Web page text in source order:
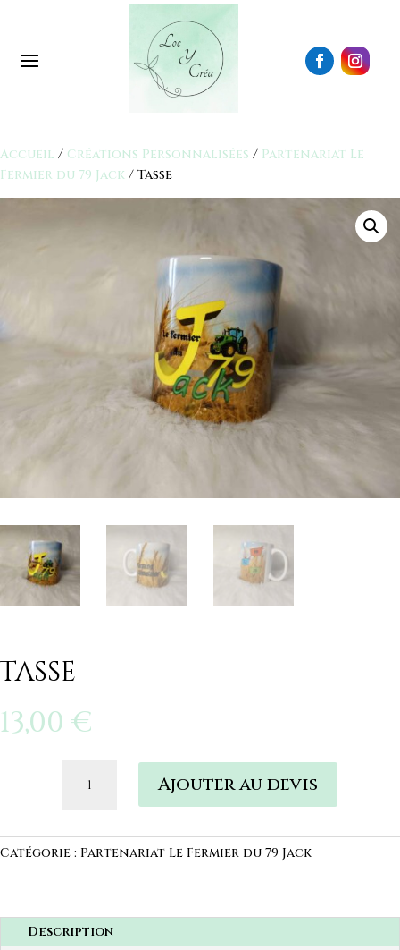
Accueil / Créations Personnalisées / Partenariat Le
Fermier du 79 Jack / Tasse
Tasse
13,00 €
Ajouter au devis
Catégorie : Partenariat Le Fermier du 79 Jack
Description